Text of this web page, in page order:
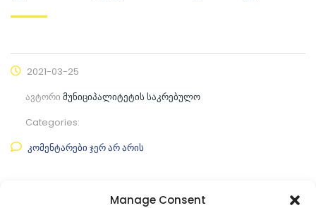
Manage Consent
2021-03-25
ავტორი მუნიციპალიტეტის საკრებულო
Categories:
კომენტარები ჯერ არ არის
ფაილის ნახვა